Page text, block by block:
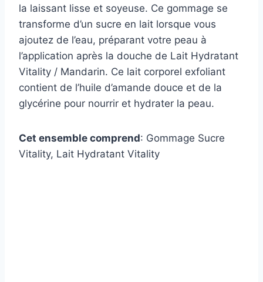
la laissant lisse et soyeuse. Ce gommage se
transforme d’un sucre en lait lorsque vous
ajoutez de l’eau, préparant votre peau à
l’application après la douche de Lait Hydratant
Vitality / Mandarin. Ce lait corporel exfoliant
contient de l’huile d’amande douce et de la
glycérine pour nourrir et hydrater la peau.
Cet ensemble comprend: Gommage Sucre
Vitality, Lait Hydratant Vitality